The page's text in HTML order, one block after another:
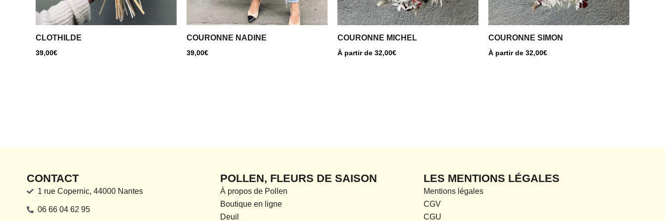
CLOTHILDE
39,00€
COURONNE NADINE
39,00€
COURONNE MICHEL
À partir de 32,00€
choisies
sur
du
COURONNE SIMON
À partir de 32,00€
choisies
sur
du
CONTACT
1 rue Copernic, 44000 Nantes
06 66 04 62 95
POLLEN, FLEURS DE SAISON
À propos de Pollen
Boutique en ligne
Deuil
LES MENTIONS LÉGALES
Mentions légales
CGV
CGU